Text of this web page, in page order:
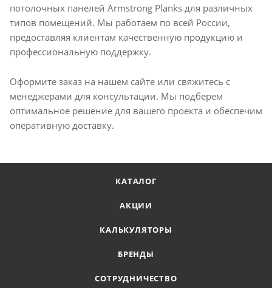
потолочных панелей Armstrong Planks для различных
типов помещений. Мы работаем по всей России,
предоставляя клиентам качественную продукцию и
профессиональную поддержку.​
Оформите заказ на нашем сайте или свяжитесь с
менеджерами для консультации. Мы подберем
оптимальное решение для вашего проекта и обеспечим
оперативную доставку.
КАТАЛОГ
АКЦИИ
КАЛЬКУЛЯТОРЫ
БРЕНДЫ
СОТРУДНИЧЕСТВО